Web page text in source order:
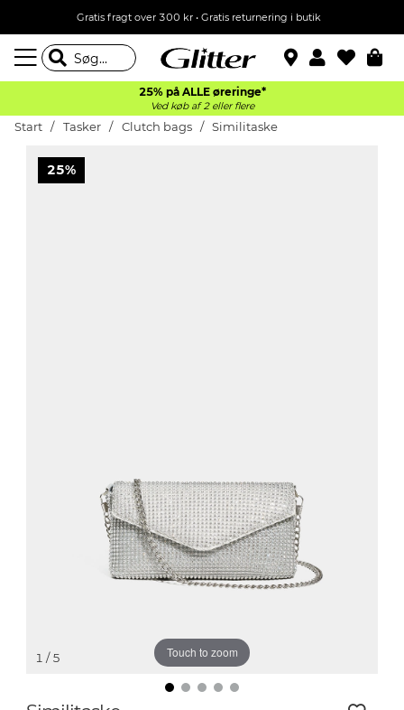
Gratis fragt over 300 kr • Gratis returnering i butik
25% på ALLE øreringe*
Ved køb af 2 eller flere
Start Tasker Clutch bags Similitaske
25%
Touch to zoom
1 / 5